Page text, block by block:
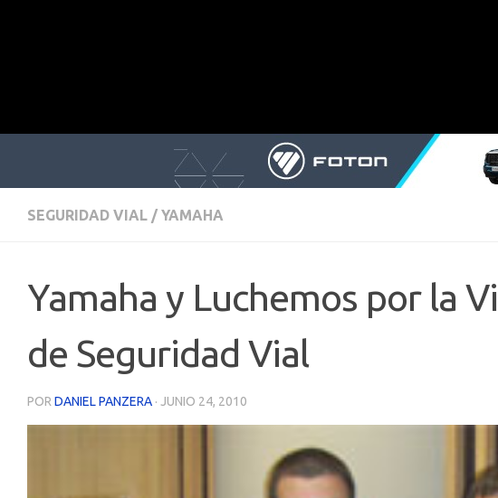
SEGURIDAD VIAL / YAMAHA
Yamaha y Luchemos por la
de Seguridad Vial
POR DANIEL PANZERA · JUNIO 24, 2010